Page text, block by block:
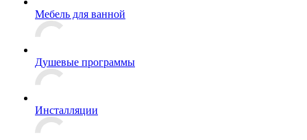
Мебель для ванной
Душевые программы
Инсталляции